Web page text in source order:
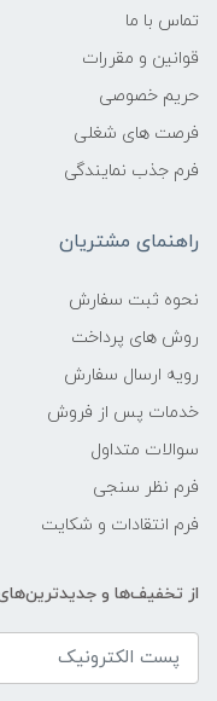
تماس با ما
قوانین و مقررات
حریم خصوصی
فرصت های شغلی
فرم جذب نمایندگی
راهنمای مشتریان
نحوه ثبت سفارش
روش های پرداخت
رویه ارسال سفارش
خدمات پس از فروش
سوالات متداول
فرم نظر سنجی
فرم انتقادات و شکایت
از تخفیف‌ها و